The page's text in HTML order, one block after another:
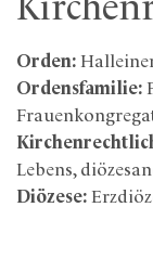
Orden:
Ordensfamilie:
Lebens,
Diözese: